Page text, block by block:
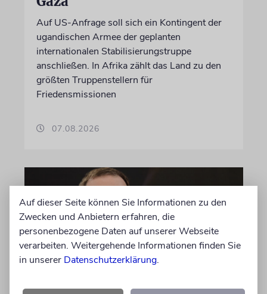
Auf US-Anfrage soll sich ein Kontingent der
ugandischen Armee der geplanten
internationalen Stabilisierungstruppe
anschließen. In Afrika zählt das Land zu den
größten Truppenstellern für
Friedensmissionen
07.08.2026
Auf dieser Seite können Sie Informationen zu den
Zwecken und Anbietern erfahren, die
personenbezogene Daten auf unserer Webseite
verarbeiten. Weitergehende Informationen finden Sie
in unserer Datenschutzerklärung.